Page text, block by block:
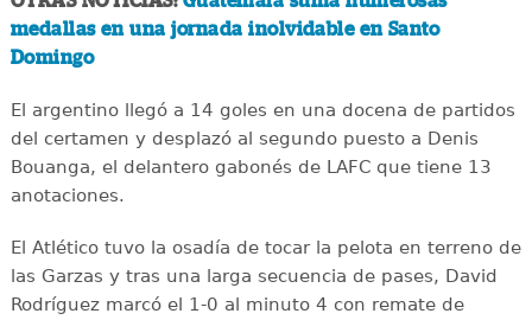
medallas en una jornada inolvidable en Santo
Domingo
El argentino llegó a 14 goles en una docena de partidos
del certamen y desplazó al segundo puesto a Denis
Bouanga, el delantero gabonés de LAFC que tiene 13
anotaciones.
El Atlético tuvo la osadía de tocar la pelota en terreno de
las Garzas y tras una larga secuencia de pases, David
Rodríguez marcó el 1-0 al minuto 4 con remate de